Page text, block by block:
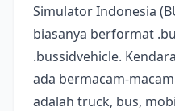
Simulator Indonesia
biasanya berformat
.bussidvehicle.
ada bermacam-
adalah truck, bus,